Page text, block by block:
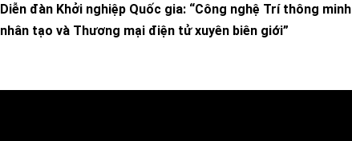
Diễn đàn Khởi nghiệp Quốc gia: “Công nghệ Trí thông minh
nhân tạo và Thương mại điện tử xuyên biên giới”